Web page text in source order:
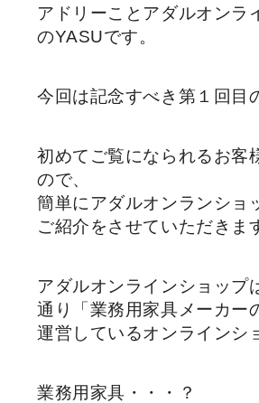
アドリーことアダルオンラ
のYASUです。
今回は記念すべき第１回目
初めてご覧になられるお客
ので、
簡単にアダルオンランショ
ご紹介をさせていただきま
アダルオンラインショップ
通り「業務用家具メーカー
運営しているオンラインシ
業務用家具・・・？